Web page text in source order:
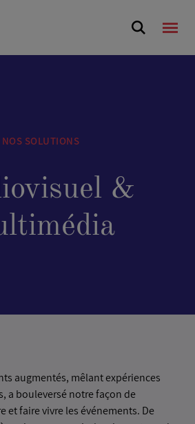
NOS SOLUTIONS
&
augmentés, mêlant expériences
a bouleversé notre façon de
et faire vivre les événements. De